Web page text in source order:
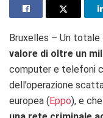
Bruxelles – Un totale
valore di oltre un
computer e telefoni
dell’operazione
europea (Eppo), e